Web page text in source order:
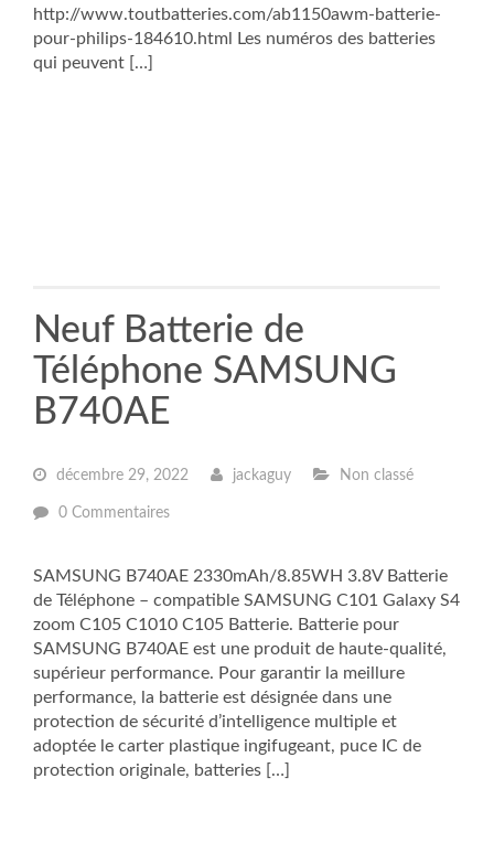
http://www.toutbatteries.com/ab1150awm-batterie-
pour-philips-184610.html Les numéros des batteries
qui peuvent […]
Neuf Batterie de
Téléphone SAMSUNG
B740AE
décembre 29, 2022 jackaguy Non classé
0 Commentaires
SAMSUNG B740AE 2330mAh/8.85WH 3.8V Batterie
de Téléphone – compatible SAMSUNG C101 Galaxy S4
zoom C105 C1010 C105 Batterie. Batterie pour
SAMSUNG B740AE est une produit de haute-qualité,
supérieur performance. Pour garantir la meillure
performance, la batterie est désignée dans une
protection de sécurité d’intelligence multiple et
adoptée le carter plastique ingifugeant, puce IC de
protection originale, batteries […]